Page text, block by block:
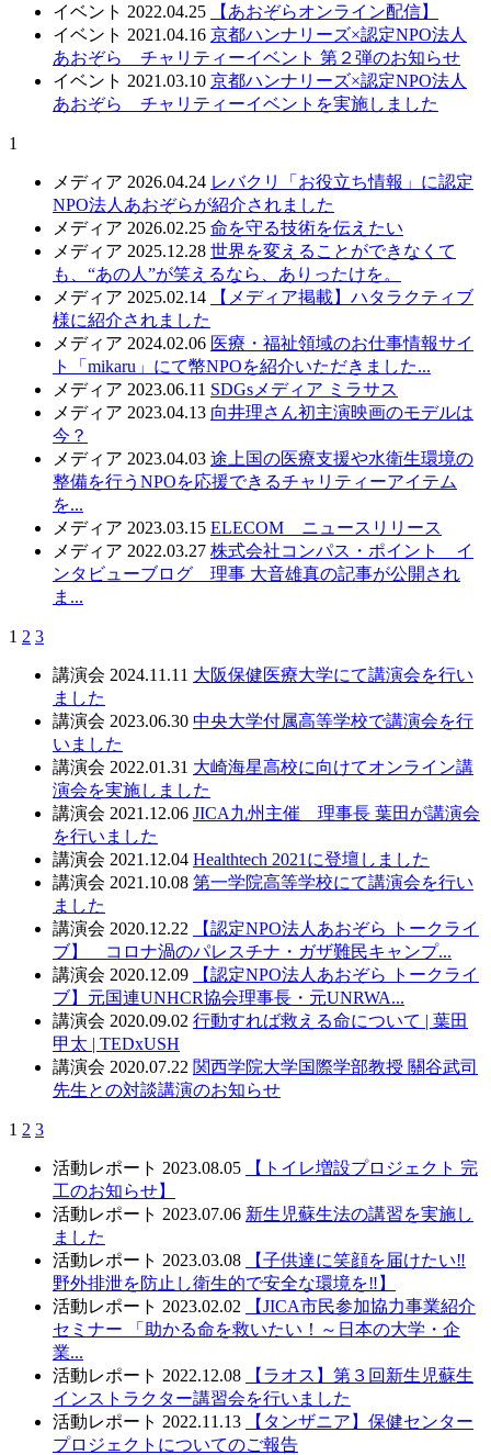
イベント 2022.04.25
【あおぞらオンライン配信】
イベント 2021.04.16 京都ハンナリーズ×認定NPO法人
あおぞら チャリティーイベント 第２弾のお知らせ
イベント 2021.03.10 京都ハンナリーズ×認定NPO法人
あおぞら チャリティーイベントを実施しました
1
メディア 2026.04.24 レバクリ「お役立ち情報」に認定
NPO法人あおぞらが紹介されました
メディア 2026.02.25 命を守る技術を伝えたい
メディア 2025.12.28 世界を変えることができなくて
も、“あの人”が笑えるなら、ありったけを。
メディア 2025.02.14
【メディア掲載】ハタラクティブ
様に紹介されました
メディア 2024.02.06 医療・福祉領域のお仕事情報サイ
ト「mikaru」にて幣NPOを紹介いただきました...
メディア 2023.06.11 SDGsメディア ミラサス
メディア 2023.04.13 向井理さん初主演映画のモデルは
今？
メディア 2023.04.03 途上国の医療支援や水衛生環境の
整備を行うNPOを応援できるチャリティーアイテム
を...
メディア 2023.03.15 ELECOM ニュースリリース
メディア 2022.03.27 株式会社コンパス・ポイント イ
ンタビューブログ 理事 大音雄真の記事が公開され
ま...
1 2 3
講演会 2024.11.11 大阪保健医療大学にて講演会を行い
ました
講演会 2023.06.30 中央大学付属高等学校で講演会を行
いました
講演会 2022.01.31 大崎海星高校に向けてオンライン講
演会を実施しました
講演会 2021.12.06 JICA九州主催 理事長 葉田が講演会
を行いました
講演会 2021.12.04 Healthtech 2021に登壇しました
講演会 2021.10.08 第一学院高等学校にて講演会を行い
ました
講演会 2020.12.22
【認定NPO法人あおぞら トークライ
ブ】 コロナ渦のパレスチナ・ガザ難民キャンプ...
講演会 2020.12.09
【認定NPO法人あおぞら トークライ
ブ】元国連UNHCR協会理事長・元UNRWA...
講演会 2020.09.02 行動すれば救える命について | 葉田
甲太 | TEDxUSH
講演会 2020.07.22 関西学院大学国際学部教授 關谷武司
先生との対談講演のお知らせ
1 2 3
活動レポート 2023.08.05
【トイレ増設プロジェクト 完
工のお知らせ】
活動レポート 2023.07.06 新生児蘇生法の講習を実施し
ました
活動レポート 2023.03.08
【子供達に笑顔を届けたい‼️
野外排泄を防止し衛生的で安全な環境を‼️】
活動レポート 2023.02.02
【JICA市民参加協力事業紹介
セミナー 「助かる命を救いたい！～日本の大学・企
業...
活動レポート 2022.12.08
【ラオス】第３回新生児蘇生
インストラクター講習会を行いました
活動レポート 2022.11.13
【タンザニア】保健センター
プロジェクトについてのご報告